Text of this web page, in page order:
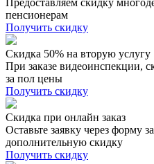
Предоставляем скидку
пенсионерам
Получить скидку
Скидка 50% на вторую услугу
При заказе видеоинспекции,
за пол цены
Получить скидку
Скидка при онлайн заказ
Оставьте заявку через форму
дополнительную скидку
Получить скидку